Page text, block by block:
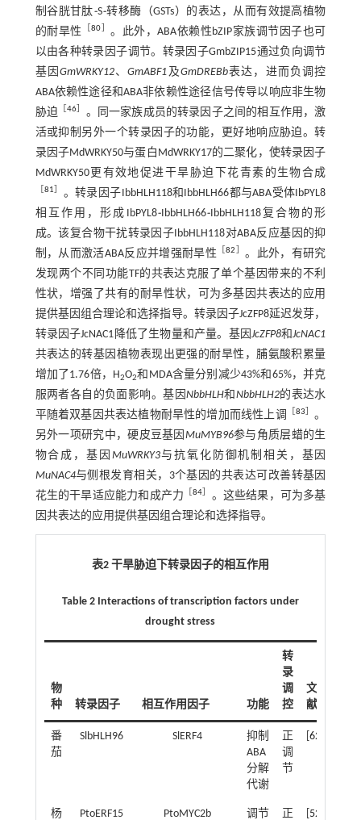
制谷胱甘肽⁃S⁃转移酶（GSTs）的表达，从而有效提高植物
的耐旱性 ［80
。此外，ABA依赖性bZIP家族调节因子也可
以由各种转录因子调节。转录因子GmbZIP15通过负向调节
基因 GmWRKY12、GmABF1及GmDREBb表达，进而负调控
ABA依赖性途径和ABA非依赖性途径信号传导以响应非生物
胁迫 ［46
。同一家族成员的转录因子之间的相互作用，激
活或抑制另外一个转录因子的功能，更好地响应胁迫。转
录因子MdWRKY50与蛋白MdWRKY17的二聚化，使转录因子
MdWRKY50更有效地促进干旱胁迫下花青素的生物合成
81
。转录因子IbbHLH118和IbbHLH66都与ABA受体IbPYL8
相互作用，形成IbPYL8⁃IbbHLH66⁃IbbHLH118复合物的形
成。该复合物干扰转录因子IbbHLH118对ABA反应基因的抑
制，从而激活ABA反应并增强耐旱性 ［82
。此外，有研究
发现两个不同功能TF的共表达克服了单个基因带来的不利
性状，增强了共有的耐旱性状，可为多基因共表达的应用
提供基因组合理论和选择指导。转录因子JcZFP8延迟发芽，
转录因子JcNAC1降低了生物量和产量。基因JcZFP8和JcNAC1
共表达的转基因植物表现出更强的耐旱性，脯氨酸积累量
增加了1.76倍，H2O2和MDA含量分别减少43%和65%，并克
服两者各自的负面影响。基因NbbHLH和 NbbHLH2的表达水
平随着双基因共表达植物耐旱性的增加而线性上调
［83
。
另外一项研究中，硬皮豆基因 MuMYB96参与角质层蜡的生
物合成，基因 MuWRKY3与抗氧化防御机制相关，基因
MuNAC4与侧根发育相关，3个基因的共表达可改善转基因
花生的干旱适应能力和成产力 ［84
。这些结果，可为多基
因共表达的应用提供基因组合理论和选择指导。
表2 干旱胁迫下转录因子的相互作用
Table 2 Interactions of transcription factors under
drought stress
物
种
转录因子 相互作用因子 功能
转
录
调
控
文
献
番
茄
SlbHLH96 SlERF4
抑制
ABA
分解
代谢
正
调
节
62
杨 PtoERF15 PtoMYC2b 调节 正 52